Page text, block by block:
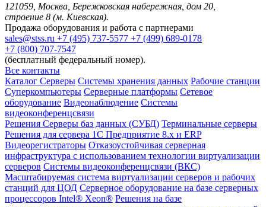
121059, Москва, Бережковская набережная, дом 20,
строение 8 (м. Киевская).
Продажа оборудования и работа с партнерами
sales@stss.ru +7 (495) 737-5577 +7 (499) 689-0178
+7 (800) 707-7547
(бесплатный федеральный номер).
Все контакты
Каталог Серверы Системы хранения данных Рабочие станции
Суперкомпьютеры Серверные платформы Сетевое
оборудование Видеонаблюдение Системы
видеоконференцсвязи
Решения Серверы баз данных (СУБД) Терминальные серверы
Решения для сервера 1С Предприятие 8.x и ERP
Видеорегистраторы Отказоустойчивая серверная
инфраструктура с использованием технологии виртуализации
серверов Системы видеоконференцсвязи (ВКС)
Масштабируемая система виртуализации серверов и рабочих
станций для ЦОД Серверное оборудование на базе серверных
процессоров Intel® Xeon® Решения на базе